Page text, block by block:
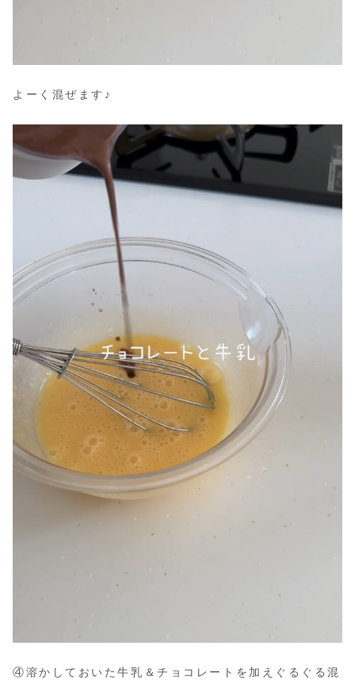
よーく混ぜます♪
④溶かしておいた牛乳＆チョコレートを加えぐるぐる混